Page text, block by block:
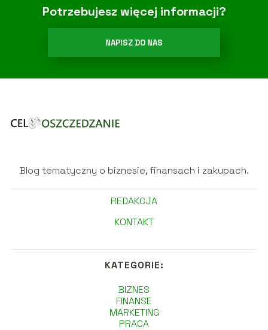
Potrzebujesz więcej informacji?
NAPISZ DO NAS
Blog tematyczny o biznesie, finansach i zakupach.
REDAKCJA
KONTAKT
KATEGORIE:
BIZNES
FINANSE
MARKETING
PRACA